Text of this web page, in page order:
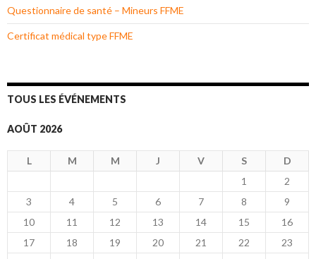
Questionnaire de santé – Mineurs FFME
Certificat médical type FFME
TOUS LES ÉVÉNEMENTS
AOÛT 2026
L M M J V S
D
1
2
3
4 5 6 7 8
9
10
11 12 13 14 15
16
17
18 19 20 21 22
23